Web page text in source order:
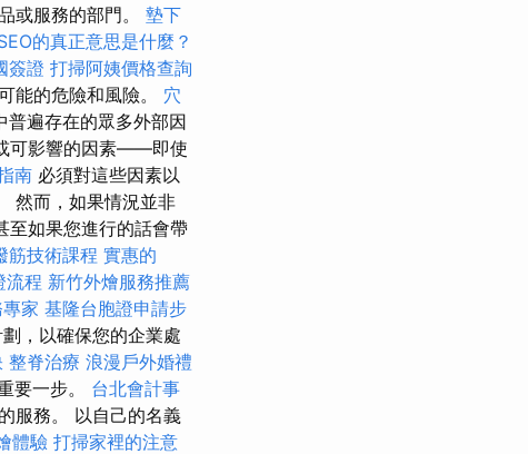
或服務的部門。 墊下
的真正意思是什麼？
簽證 打掃阿姨價格查詢
能的危險和風險。 穴
普遍存在的眾多外部因
可影響的因素——即使
南 必須對這些因素以
然而，如果情況並非
至如果您進行的話會帶
筋技術課程 實惠的
流程 新竹外燴服務推薦
家 基隆台胞證申請步
，以確保您的企業處
整脊治療 浪漫戶外婚禮
要一步。 台北會計事
服務。 以自己的名義
體驗 打掃家裡的注意